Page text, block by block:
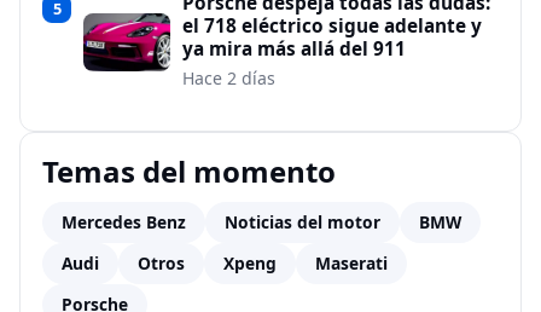
5
el 718 eléctrico sigue adelante y
ya mira más allá del 911
Hace 2 días
Temas del momento
Mercedes Benz Noticias del motor
BMW
Audi
Otros Xpeng
Maserati
Porsche